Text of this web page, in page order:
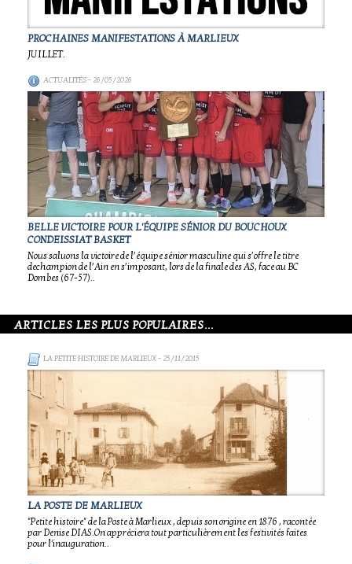
PROCHAINES MANIFESTATIONS À MARLIEUX
JUILLET.
ACTUALITÉS- 26/05/2026
BELLE VICTOIRE POUR L'ÉQUIPE SÉNIOR DU BOUCHOUX
CONDEISSIAT BASKET
Nous saluons la victoire de l’équipe sénior masculine qui s’offre le titre
dechampion de l’Ain en s’imposant, lors de la finale des AS, face au BC
Dombes (67-57)..
ARTICLES LES PLUS POPULAIRES...
LA PETITE HISTOIRE DE MARLIEUX- 25/11/2015
LA POSTE DE MARLIEUX
"Petite histoire" de la Poste à Marlieux , depuis son origine en 1876 , racontée
par Denise DIAS.On appréciera tout particulièrement les festivités faites
pour l'inauguration..